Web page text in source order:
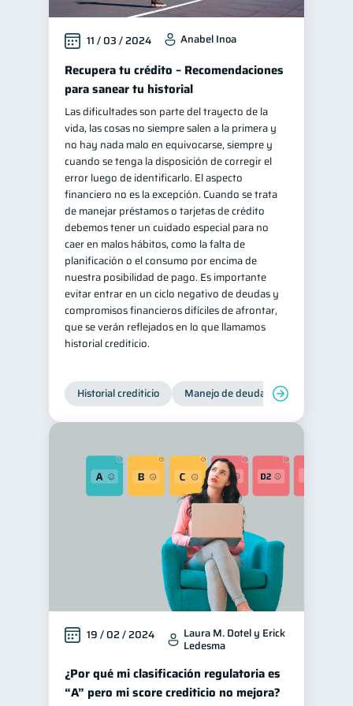
11 / 03 / 2024 Anabel Inoa
Recupera tu crédito – Recomendaciones
para sanear tu historial
Las dificultades son parte del trayecto de la
vida, las cosas no siempre salen a la primera y
no hay nada malo en equivocarse, siempre y
cuando se tenga la disposición de corregir el
error luego de identificarlo. El aspecto
financiero no es la excepción. Cuando se trata
de manejar préstamos o tarjetas de crédito
debemos tener un cuidado especial para no
caer en malos hábitos, como la falta de
planificación o el consumo por encima de
nuestra posibilidad de pago. Es importante
evitar entrar en un ciclo negativo de deudas y
compromisos financieros difíciles de afrontar,
que se verán reflejados en lo que llamamos
historial crediticio.
Historial crediticio Manejo de deudas
19 / 02 / 2024 Laura M. Dotel y Erick
Ledesma
¿Por qué mi clasificación regulatoria es
“A” pero mi score crediticio no mejora?